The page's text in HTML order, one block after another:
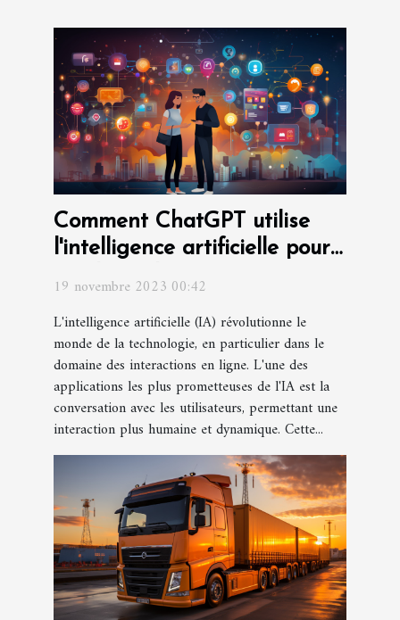
Comment ChatGPT utilise
l'intelligence artificielle pour
améliorer les interactions
19 novembre 2023 00:42
L'intelligence artificielle (IA) révolutionne le
monde de la technologie, en particulier dans le
domaine des interactions en ligne. L'une des
applications les plus prometteuses de l'IA est la
conversation avec les utilisateurs, permettant une
interaction plus humaine et dynamique. Cette...